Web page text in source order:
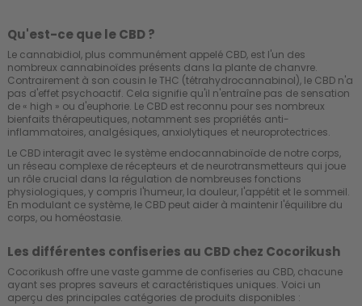
Qu'est-ce que le CBD ?
Le cannabidiol, plus communément appelé CBD, est l'un des
nombreux cannabinoïdes présents dans la plante de chanvre.
Contrairement à son cousin le THC (tétrahydrocannabinol), le CBD n'a
pas d'effet psychoactif. Cela signifie qu'il n'entraîne pas de sensation
de « high » ou d'euphorie. Le CBD est reconnu pour ses nombreux
bienfaits thérapeutiques, notamment ses propriétés anti-
inflammatoires, analgésiques, anxiolytiques et neuroprotectrices.
Le CBD interagit avec le système endocannabinoïde de notre corps,
un réseau complexe de récepteurs et de neurotransmetteurs qui joue
un rôle crucial dans la régulation de nombreuses fonctions
physiologiques, y compris l'humeur, la douleur, l'appétit et le sommeil.
En modulant ce système, le CBD peut aider à maintenir l'équilibre du
corps, ou homéostasie.
Les différentes confiseries au CBD chez Cocorikush
Cocorikush offre une vaste gamme de confiseries au CBD, chacune
ayant ses propres saveurs et caractéristiques uniques. Voici un
aperçu des principales catégories de produits disponibles :